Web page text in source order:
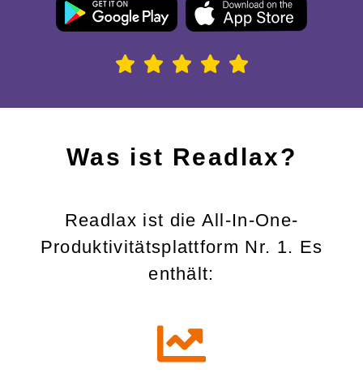
Was ist Readlax?
Readlax ist die All-In-One-
Produktivitätsplattform Nr. 1. Es
enthält: